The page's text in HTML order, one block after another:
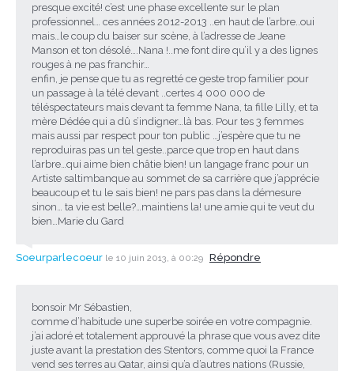
presque excité! c’est une phase excellente sur le plan
professionnel… ces années 2012-2013 ..en haut de l’arbre..oui
mais…le coup du baiser sur scène, à l’adresse de Jeane
Manson et ton désolé….Nana !..me font dire qu’il y a des lignes
rouges à ne pas franchir…
enfin, je pense que tu as regretté ce geste trop familier pour
un passage à la télé devant ..certes 4 000 000 de
téléspectateurs mais devant ta femme Nana, ta fille Lilly, et ta
mère Dédée qui a dû s’indigner…là bas. Pour tes 3 femmes
mais aussi par respect pour ton public …j’espère que tu ne
reproduiras pas un tel geste..parce que trop en haut dans
l’arbre…qui aime bien châtie bien! un langage franc pour un
Artiste saltimbanque au sommet de sa carrière que j’apprécie
beaucoup et tu le sais bien! ne pars pas dans la démesure
sinon… ta vie est belle?…maintiens la! une amie qui te veut du
bien…Marie du Gard
Soeurparlecoeur le 10 juin 2013, à 00:29 Répondre
bonsoir Mr Sébastien,
comme d’habitude une superbe soirée en votre compagnie.
j’ai adoré et totalement approuvé la phrase que vous avez dite
juste avant la prestation des Stentors, comme quoi la France
vend ses terres au Qatar, ainsi qu’a d’autres nations (Russie,